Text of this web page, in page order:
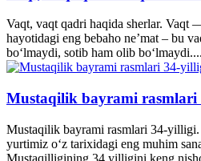
Vaqt, vaqt qadri haqida sherlar. Vaqt
hayotidagi eng bebaho ne’mat – bu
bo‘lmaydi, sotib ham olib bo‘lmaydi....
Mustaqilik bayrami rasmlari
Mustaqilik bayrami rasmlari 34-
yurtimiz o‘z tarixidagi eng muhim
Mustaqilligining 34 yilligini keng